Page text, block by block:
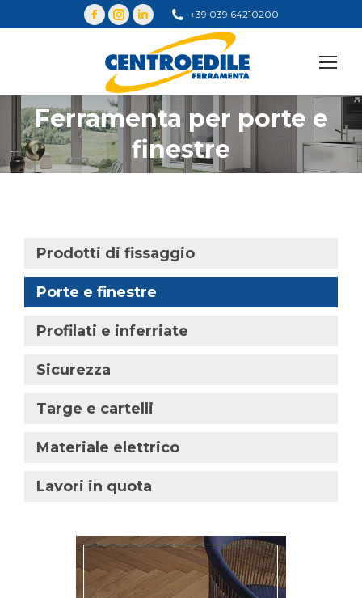
+39 039 64210200
Ferramenta per porte e
finestre
You are here:
Prodotti di fissaggio
Porte e finestre
Profilati e inferriate
Sicurezza
Targe e cartelli
Materiale elettrico
Lavori in quota